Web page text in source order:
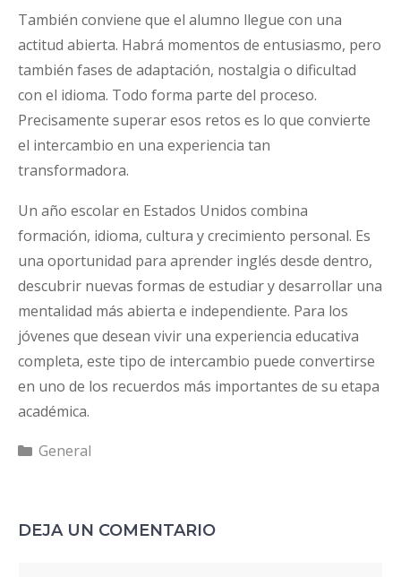
También conviene que el alumno llegue con una
actitud abierta. Habrá momentos de entusiasmo, pero
también fases de adaptación, nostalgia o dificultad
con el idioma. Todo forma parte del proceso.
Precisamente superar esos retos es lo que convierte
el intercambio en una experiencia tan
transformadora.
Un año escolar en Estados Unidos combina
formación, idioma, cultura y crecimiento personal. Es
una oportunidad para aprender inglés desde dentro,
descubrir nuevas formas de estudiar y desarrollar una
mentalidad más abierta e independiente. Para los
jóvenes que desean vivir una experiencia educativa
completa, este tipo de intercambio puede convertirse
en uno de los recuerdos más importantes de su etapa
académica.
Categorías
General
DEJA UN COMENTARIO